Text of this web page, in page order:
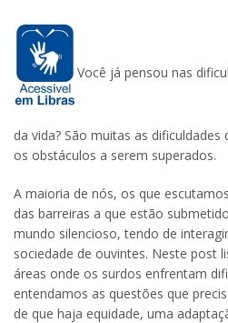
Você já pensou nas
da vida? São muitas as
os obstáculos a serem superados.
A maioria de nós, os que
das barreiras a que estão
mundo silencioso, tendo de
sociedade de ouvintes. Neste post
áreas onde os surdos enfrentam
entendamos as questões que
de que haja equidade, uma